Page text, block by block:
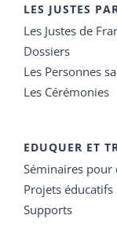
LES JUSTES
Les Justes de
Dossiers
Les Personnes
Les Cérémonies
EDUQUER ET
Séminaires pour
Projets éducatifs
Supports